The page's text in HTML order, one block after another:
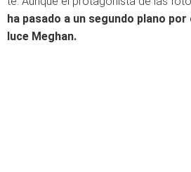
ha pasado a un segundo plano
luce Meghan.